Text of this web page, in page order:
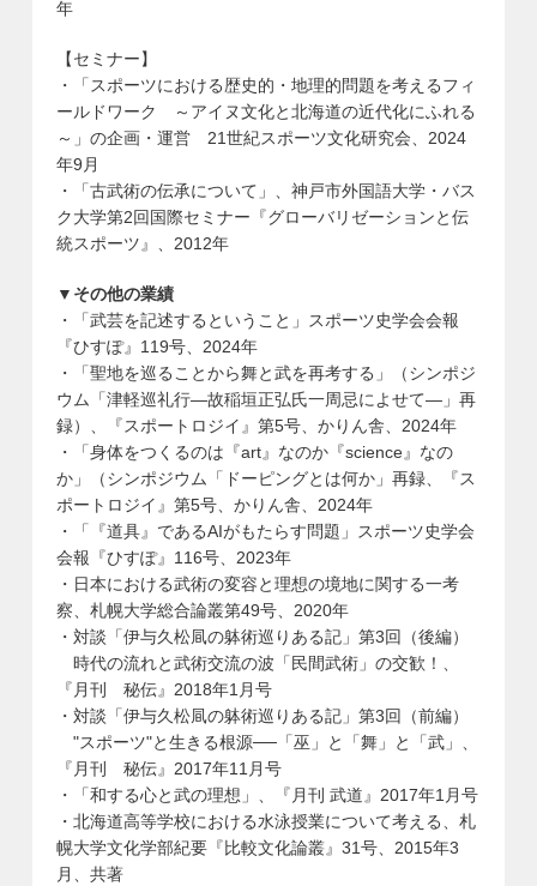
年
【セミナー】
・「スポーツにおける歴史的・地理的問題を考えるフィ
ールドワーク ～アイヌ文化と北海道の近代化にふれる
～」の企画・運営 21世紀スポーツ文化研究会、2024
年9月
・「古武術の伝承について」、神戸市外国語大学・バス
ク大学第2回国際セミナー『グローバリゼーションと伝
統スポーツ』、2012年
▼その他の業績
・「武芸を記述するということ」スポーツ史学会会報
『ひすぽ』119号、2024年
・「聖地を巡ることから舞と武を再考する」（シンポジ
ウム「津軽巡礼行―故稲垣正弘氏一周忌によせて―」再
録）、『スポートロジイ』第5号、かりん舎、2024年
・「身体をつくるのは『art』なのか『science』なの
か」（シンポジウム「ドーピングとは何か」再録、『ス
ポートロジイ』第5号、かりん舎、2024年
・「『道具』であるAIがもたらす問題」スポーツ史学会
会報『ひすぽ』116号、2023年
・日本における武術の変容と理想の境地に関する一考
察、札幌大学総合論叢第49号、2020年
・対談「伊与久松凬の躰術巡りある記」第3回（後編）
時代の流れと武術交流の波「民間武術」の交歓！、
『月刊 秘伝』2018年1月号
・対談「伊与久松凬の躰術巡りある記」第3回（前編）
"スポーツ"と生きる根源──「巫」と「舞」と「武」、
『月刊 秘伝』2017年11月号
・「和する心と武の理想」、『月刊 武道』2017年1月号
・北海道高等学校における水泳授業について考える、札
幌大学文化学部紀要『比較文化論叢』31号、2015年3
月、共著